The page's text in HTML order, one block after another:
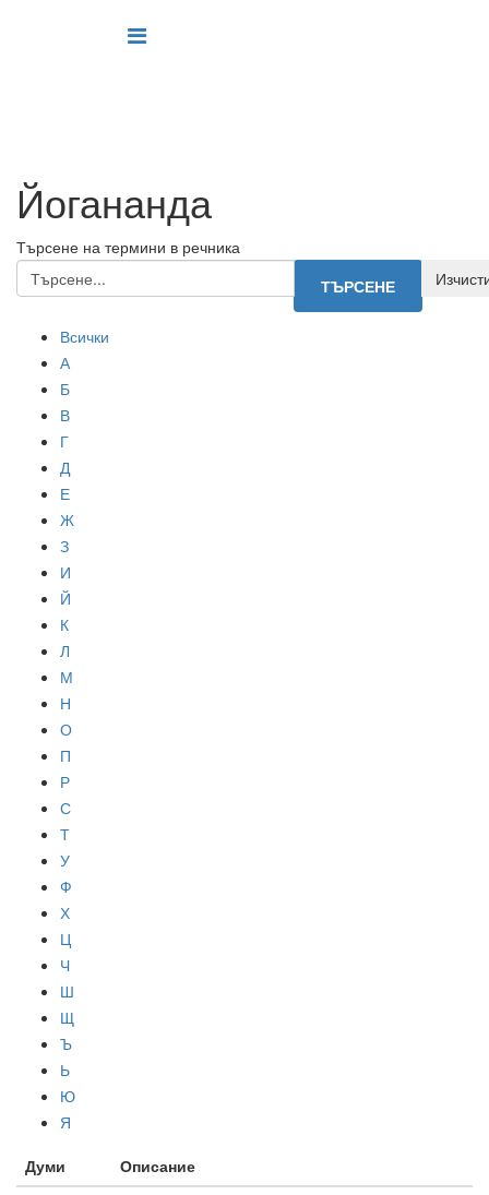
Йогананда
Търсене на термини в речника
Всички
А
Б
В
Г
Д
Е
Ж
З
И
Й
К
Л
М
Н
О
П
Р
С
Т
У
Ф
Х
Ц
Ч
Ш
Щ
Ъ
Ь
Ю
Я
Думи
Описание